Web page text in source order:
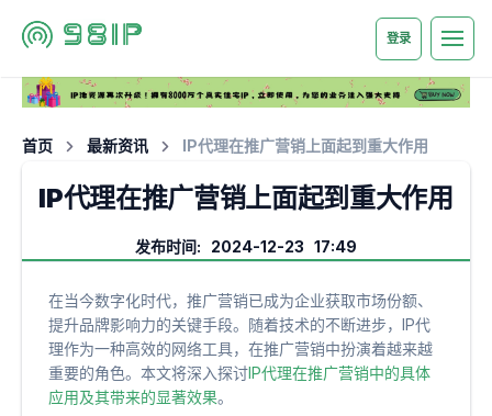
登录
首页 最新资讯 IP代理在推广营销上面起到重大作用
IP代理在推广营销上面起到重大作用
发布时间: 2024-12-23 17:49
在当今数字化时代，推广营销已成为企业获取市场份额、
提升品牌影响力的关键手段。随着技术的不断进步，IP代
理作为一种高效的网络工具，在推广营销中扮演着越来越
重要的角色。本文将深入探讨IP代理在推广营销中的具体
应用及其带来的显著效果。